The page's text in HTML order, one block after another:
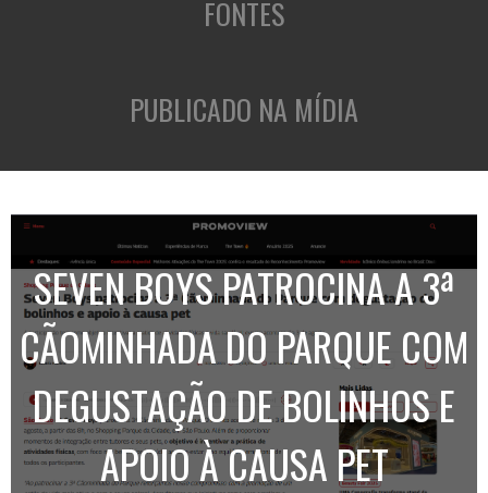
FONTES
PUBLICADO NA MÍDIA
SEVEN BOYS PATROCINA A 3ª
CÃOMINHADA DO PARQUE COM
DEGUSTAÇÃO DE BOLINHOS E
APOIO À CAUSA PET